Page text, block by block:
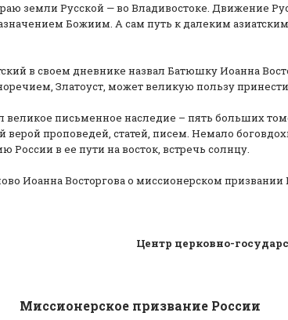
земли Русской — во Владивостоке. Движение
Божиим. А сам путь к далеким
в своем дневнике назвал Батюшку Иоанна
Златоуст, может великую пользу принести
великое письменное наследие – пять больших
проповедей, статей, писем. Немало
в ее пути на восток, встречь солнцу.
Иоанна Восторгова о миссионерском призвании
Центр церковно-
Миссионерское призвание России